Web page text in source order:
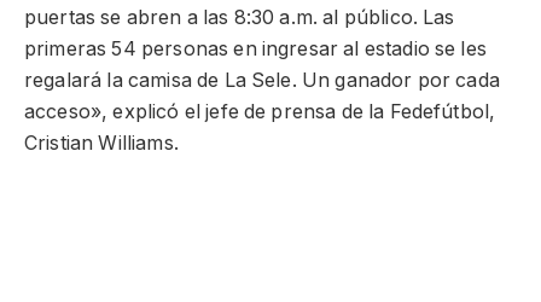
puertas se abren a las 8:30 a.m. al público. Las
primeras 54 personas en ingresar al estadio se les
regalará la camisa de La Sele. Un ganador por cada
acceso», explicó el jefe de prensa de la Fedefútbol,
Cristian Williams.